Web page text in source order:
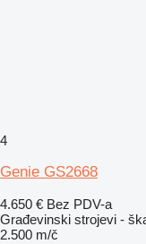
4
Genie GS2668
4.650 € Bez PDV-a
Građevinski strojevi -
2.500 m/č